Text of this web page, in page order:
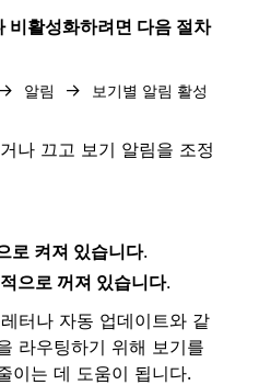
비활성화하려면 다음 절차
→ 알림 →
보기별 알림 활성
나 끄고 보기 알림을 조정
로 켜져 있습니다.
으로 꺼져 있습니다.
터나 자동 업데이트와 같
라우팅하기 위해 보기를
이는 데 도움이 됩니다.